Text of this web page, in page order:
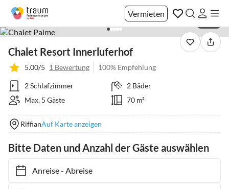
Vermieten
Chalet Resort Innerluferhof
5.00/5 1 Bewertung 100% Empfehlung
2 Schlafzimmer
2 Bäder
Max. 5 Gäste
70 m²
RiffianAuf Karte anzeigen
Bitte Daten und Anzahl der Gäste auswählen
Anreise- Abreise